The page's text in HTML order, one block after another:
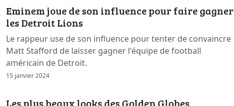
Eminem joue de son influence pour faire gagner
les Detroit Lions
Le rappeur use de son influence pour tenter de convaincre
Matt Stafford de laisser gagner l'équipe de football
américain de Detroit.
15 janvier 2024
Les plus beaux looks des Golden Globes